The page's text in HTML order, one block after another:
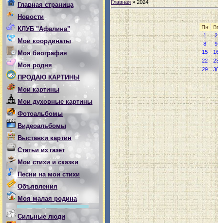
Главная страница
Новости
КЛУБ "Афалина"
Мои координаты
Моя биография
Моя родня
ПРОДАЮ КАРТИНЫ
Мои картины
Мои духовные картины
Фотоальбомы
Видеоальбомы
Выставки картин
Статьи из газет
Мои стихи и сказки
Песни на мои стихи
Объявления
Моя малая родина
Сильные люди
Главная » 2024
Пн
1
2
8
9
15
22
29